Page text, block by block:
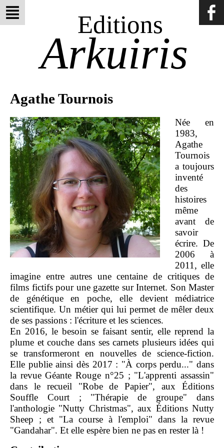
Editions
Arkuiris
Agathe Tournois
Née en
1983,
Agathe
Tournois
a toujours
inventé
des
histoires
même
avant de
savoir
écrire. De
2006 à
2011, elle
imagine entre autres une centaine de critiques de
films fictifs pour une gazette sur Internet. Son Master
de génétique en poche, elle devient médiatrice
scientifique. Un métier qui lui permet de mêler deux
de ses passions : l'écriture et les sciences.
En 2016, le besoin se faisant sentir, elle reprend la
plume et couche dans ses carnets plusieurs idées qui
se transformeront en nouvelles de science-fiction.
Elle publie ainsi dès 2017 : "À corps perdu..." dans
la revue Géante Rouge n°25 ; "L'apprenti assassin"
dans le recueil "Robe de Papier", aux Éditions
Souffle Court ; "Thérapie de groupe" dans
l'anthologie "Nutty Christmas", aux Éditions Nutty
Sheep ; et "La course à l'emploi" dans la revue
"Gandahar". Et elle espère bien ne pas en rester là !